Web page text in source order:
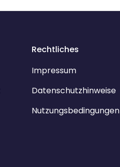
Rechtliches
Impressum
Datenschutzhinweise
Nutzungsbedingungen